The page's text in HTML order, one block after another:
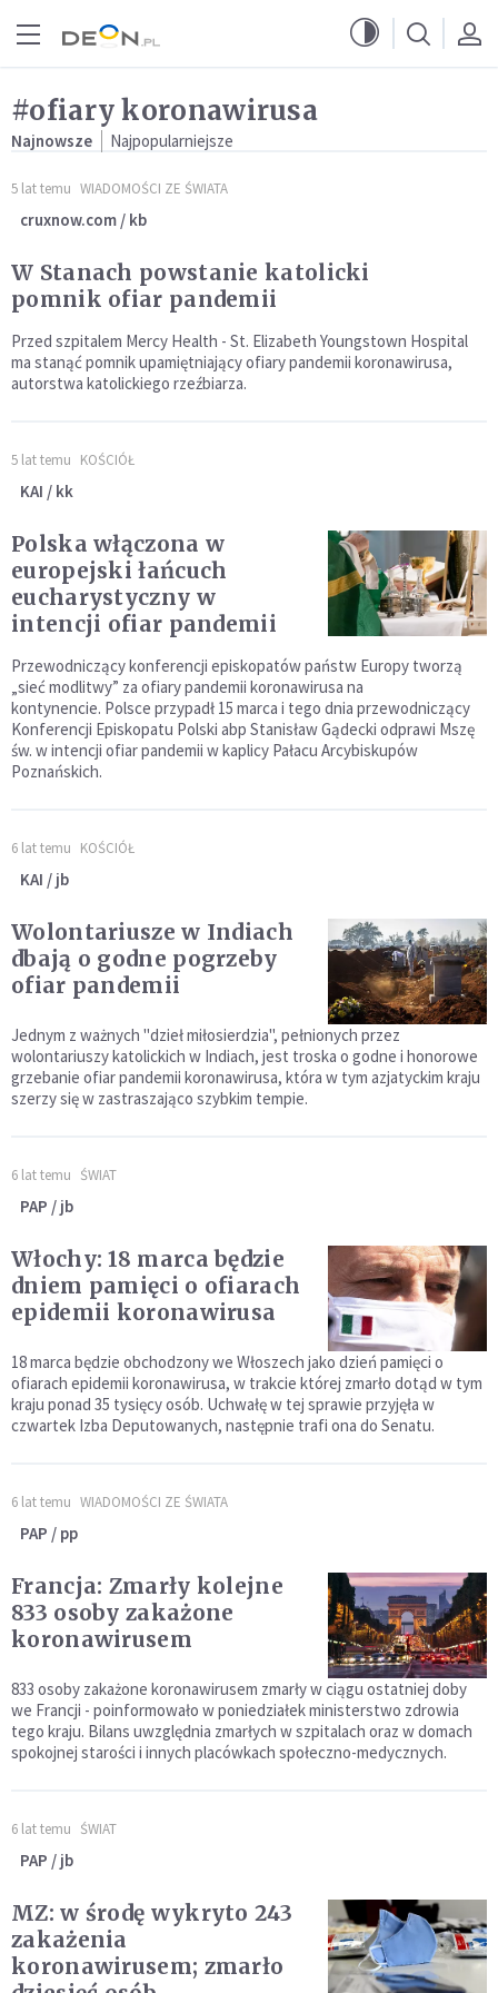
#ofiary koronawirusa
Najnowsze Najpopularniejsze
5 lat temu WIADOMOŚCI ZE ŚWIATA
cruxnow.com / kb
W Stanach powstanie katolicki
pomnik ofiar pandemii
Przed szpitalem Mercy Health - St. Elizabeth Youngstown Hospital
ma stanąć pomnik upamiętniający ofiary pandemii koronawirusa,
autorstwa katolickiego rzeźbiarza.
5 lat temu KOŚCIÓŁ
KAI / kk
Polska włączona w
europejski łańcuch
eucharystyczny w
intencji ofiar pandemii
Przewodniczący konferencji episkopatów państw Europy tworzą
„sieć modlitwy” za ofiary pandemii koronawirusa na
kontynencie. Polsce przypadł 15 marca i tego dnia przewodniczący
Konferencji Episkopatu Polski abp Stanisław Gądecki odprawi Mszę
św. w intencji ofiar pandemii w kaplicy Pałacu Arcybiskupów
Poznańskich.
6 lat temu KOŚCIÓŁ
KAI / jb
Wolontariusze w Indiach
dbają o godne pogrzeby
ofiar pandemii
Jednym z ważnych "dzieł miłosierdzia", pełnionych przez
wolontariuszy katolickich w Indiach, jest troska o godne i honorowe
grzebanie ofiar pandemii koronawirusa, która w tym azjatyckim kraju
szerzy się w zastraszająco szybkim tempie.
6 lat temu ŚWIAT
PAP / jb
Włochy: 18 marca będzie
dniem pamięci o ofiarach
epidemii koronawirusa
18 marca będzie obchodzony we Włoszech jako dzień pamięci o
ofiarach epidemii koronawirusa, w trakcie której zmarło dotąd w tym
kraju ponad 35 tysięcy osób. Uchwałę w tej sprawie przyjęła w
czwartek Izba Deputowanych, następnie trafi ona do Senatu.
6 lat temu WIADOMOŚCI ZE ŚWIATA
PAP / pp
Francja: Zmarły kolejne
833 osoby zakażone
koronawirusem
833 osoby zakażone koronawirusem zmarły w ciągu ostatniej doby
we Francji - poinformowało w poniedziałek ministerstwo zdrowia
tego kraju. Bilans uwzględnia zmarłych w szpitalach oraz w domach
spokojnej starości i innych placówkach społeczno-medycznych.
6 lat temu ŚWIAT
PAP / jb
MZ: w środę wykryto 243
zakażenia
koronawirusem; zmarło